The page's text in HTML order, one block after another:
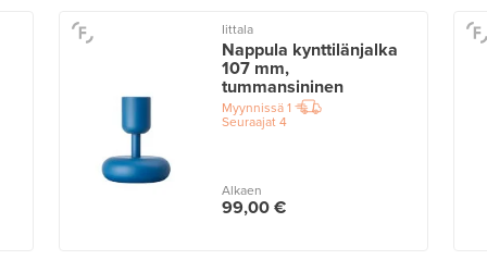
Iittala
Nappula kynttilänjalka
107 mm,
tummansininen
Myynnissä1
Seuraajat4
Alkaen
99,00 €